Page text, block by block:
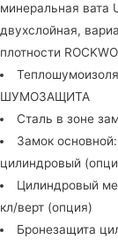
минеральная
двухслойная,
плотности
ШУМОЗАЩИТА
Сталь в зоне
Замок
цилиндровый
Цилиндровый
кл/верт (опция)
Бронезащита